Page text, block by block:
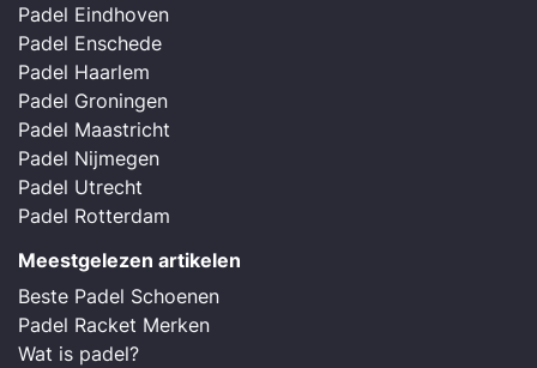
Padel Eindhoven
Padel Enschede
Padel Haarlem
Padel Groningen
Padel Maastricht
Padel Nijmegen
Padel Utrecht
Padel Rotterdam
Meestgelezen artikelen
Beste Padel Schoenen
Padel Racket Merken
Wat is padel?